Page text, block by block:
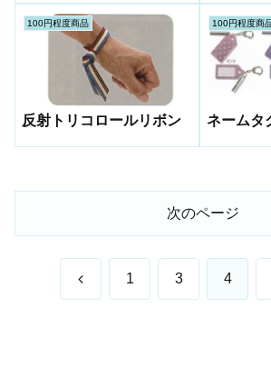
100円程度商品
反射トリコロールリボン
100円程度商
ネームタ
次のページ
前 1 3 4